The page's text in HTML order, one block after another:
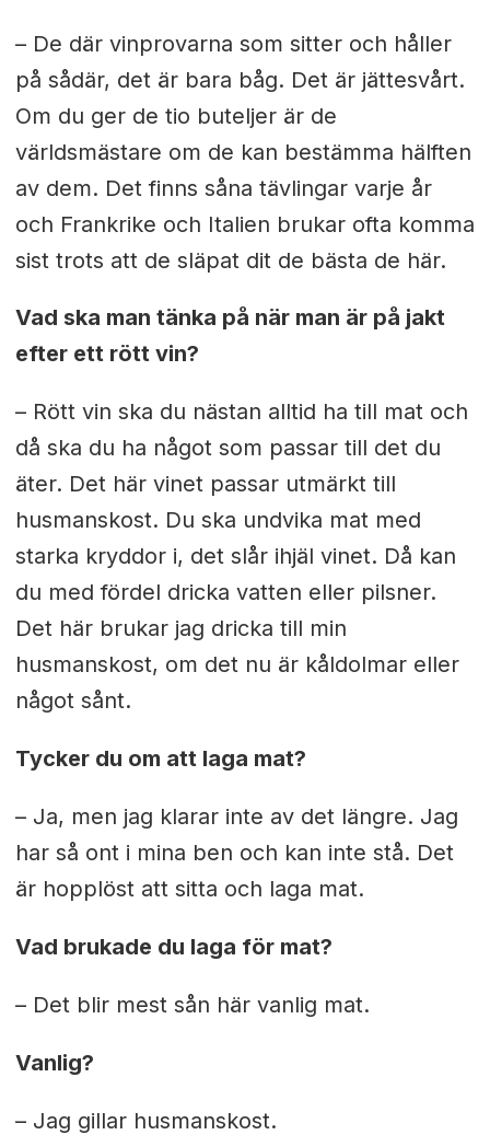
– De där vinprovarna som sitter och håller
på sådär, det är bara båg. Det är jättesvårt.
Om du ger de tio buteljer är de
världsmästare om de kan bestämma hälften
av dem. Det finns såna tävlingar varje år
och Frankrike och Italien brukar ofta komma
sist trots att de släpat dit de bästa de här.
Vad ska man tänka på när man är på jakt
efter ett rött vin?
– Rött vin ska du nästan alltid ha till mat och
då ska du ha något som passar till det du
äter. Det här vinet passar utmärkt till
husmanskost. Du ska undvika mat med
starka kryddor i, det slår ihjäl vinet. Då kan
du med fördel dricka vatten eller pilsner.
Det här brukar jag dricka till min
husmanskost, om det nu är kåldolmar eller
något sånt.
Tycker du om att laga mat?
– Ja, men jag klarar inte av det längre. Jag
har så ont i mina ben och kan inte stå. Det
är hopplöst att sitta och laga mat.
Vad brukade du laga för mat?
– Det blir mest sån här vanlig mat.
Vanlig?
– Jag gillar husmanskost.